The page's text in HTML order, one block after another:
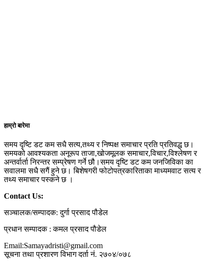
हाम्रो बारेमा
समय दृष्टि डट कम सधै सत्य,तथ्य र निष्पक्ष समाचार प्रति प्रतिवद्ध छ।
समयको आवश्यकता अनूरूप ताजा,खोजमूलक समाचार,विचार,विश्लेषण र
अन्तर्वार्ता निरन्तर सम्प्रेषण गर्ने छौ।समय दृष्टि डट कम जनजिविका का
सवालमा सधै सगैं हुने छ। बिशेषगरी फोटोपत्रकारिताका माध्यमवाट सत्य र
तथ्य समाचार पस्कने छ ।
Contact Us:
सञ्चालक/सम्पादक: दुर्गा प्रसाद पौडेल
प्रधान सम्पादक : कमल प्रसाद पौडेल
Email:Samayadristi@gmail.com
सूचना तथा प्रशारण विभाग दर्ता नं. २७०४/०७८